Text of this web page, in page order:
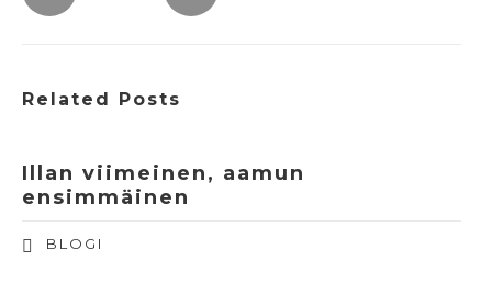
Related Posts
Illan viimeinen, aamun
ensimmäinen
BLOGI